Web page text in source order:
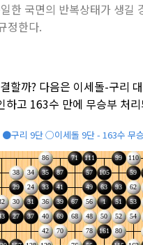
국면의 반복상태가 생길
정한다.
할까? 다음은 이세돌-구리
고 163수 만에 무승부 처
구리 9단 ○이세돌 9단 - 163수 무